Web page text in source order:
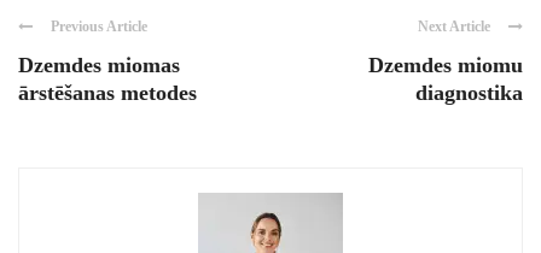
Previous Article
Dzemdes miomas
ārstēšanas metodes
Next Article
Dzemdes miomu
diagnostika